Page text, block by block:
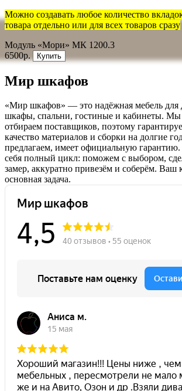
Можно создавать любое количество
товара отдельно или для всех товаров сразу
Модуль «Мори» МК 1200.3
6500р.
Купить
Мир шкафов
«Мир шкафов» — это надёжная мебель для
шкафы, спальни, гостиные и кабинеты. Мы
отбираем поставщиков, поэтому
качество материалов и сборки на долгие
предлагаем, имеет официальную
себя полный цикл: поможем с выбором,
замер, аккуратно привезём и соберём.
основная задача.